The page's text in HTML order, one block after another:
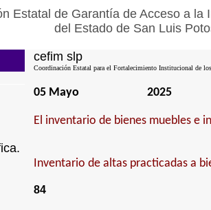
Estatal de Garantía de Acceso a la
del Estado de San Luis
cefim slp
Coordinación Estatal para el Fortalecimiento Institucional de
05 Mayo 2025
El inventario de bienes muebles e
Inventario de altas practicadas a
84